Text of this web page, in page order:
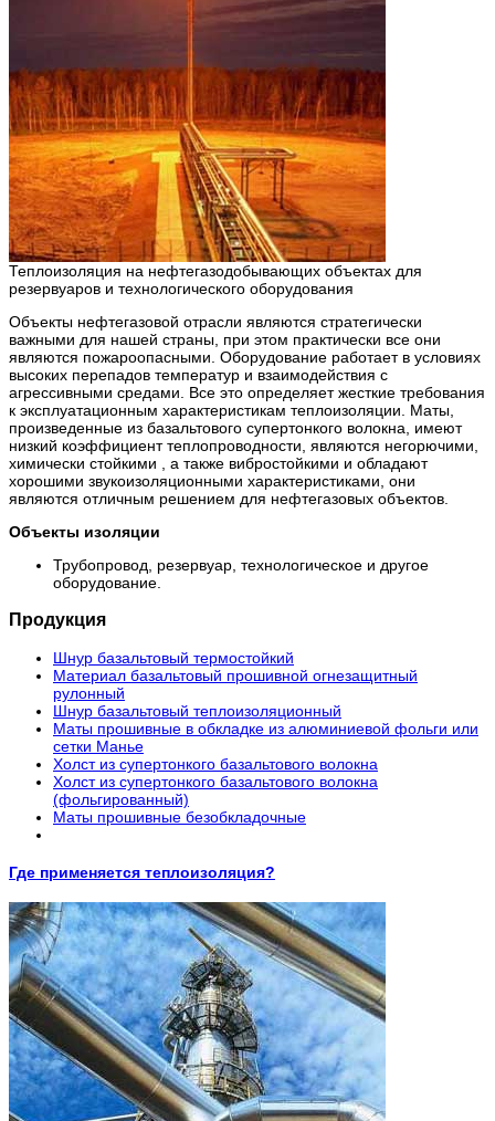
Теплоизоляция на нефтегазодобывающих объектах для
резервуаров и технологического оборудования
Объекты нефтегазовой отрасли являются стратегически
важными для нашей страны, при этом практически все они
являются пожароопасными. Оборудование работает в условиях
высоких перепадов температур и взаимодействия с
агрессивными средами. Все это определяет жесткие требования
к эксплуатационным характеристикам теплоизоляции. Маты,
произведенные из базальтового супертонкого волокна, имеют
низкий коэффициент теплопроводности, являются негорючими,
химически стойкими , а также вибростойкими и обладают
хорошими звукоизоляционными характеристиками, они
являются отличным решением для нефтегазовых объектов.
Объекты изоляции
Трубопровод, резервуар, технологическое и другое
оборудование.
Продукция
Шнур базальтовый термостойкий
Материал базальтовый прошивной огнезащитный
рулонный
Шнур базальтовый теплоизоляционный
Маты прошивные в обкладке из алюминиевой фольги или
сетки Манье
Холст из супертонкого базальтового волокна
Холст из супертонкого базальтового волокна
(фольгированный)
Маты прошивные безобкладочные
Где применяется теплоизоляция?